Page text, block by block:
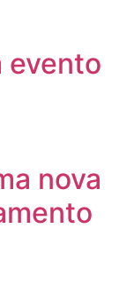
evento
nova